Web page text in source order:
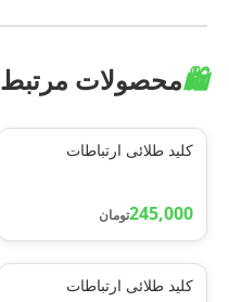
🛍️محصولات مرتبط
کلید طلائی ارتباطات
245,000تومان
کلید طلائی ارتباطات